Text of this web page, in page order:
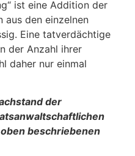
ist eine Addition der
aus den einzelnen
Eine tatver­dächtige
der Anzahl ihrer
daher nur einmal
der
beschriebenen